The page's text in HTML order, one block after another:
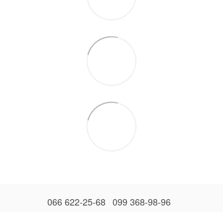
066 622-25-68 099 368-98-96